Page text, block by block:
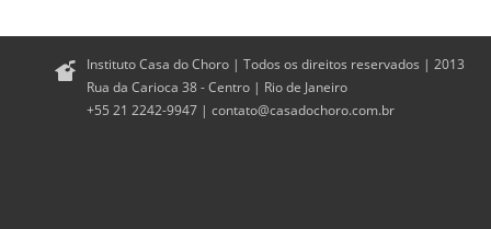
Instituto Casa do Choro | Todos os direitos reservados | 2013
Rua da Carioca 38 - Centro | Rio de Janeiro
+55 21 2242-9947 | contato@casadochoro.com.br